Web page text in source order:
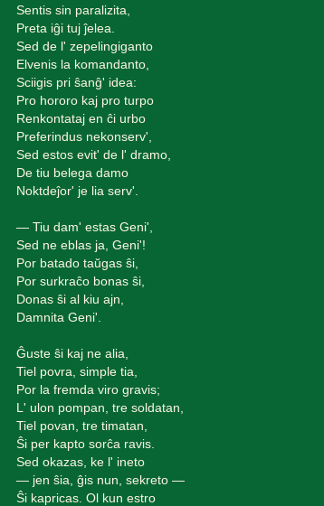
Sentis sin paralizita,
Preta iĝi tuj ĵelea.
Sed de l' zepelingiganto
Elvenis la komandanto,
Sciigis pri ŝanĝ' idea:
Pro hororo kaj pro turpo
Renkontataj en ĉi urbo
Preferindus nekonserv',
Sed estos evit' de l' dramo,
De tiu belega damo
Noktdeĵor' je lia serv'.
— Tiu dam' estas Geni',
Sed ne eblas ja, Geni'!
Por batado taŭgas ŝi,
Por surkraĉo bonas ŝi,
Donas ŝi al kiu ajn,
Damnita Geni'.
Ĝuste ŝi kaj ne alia,
Tiel povra, simple tia,
Por la fremda viro gravis;
L' ulon pompan, tre soldatan,
Tiel povan, tre timatan,
Ŝi per kapto sorĉa ravis.
Sed okazas, ke l' ineto
— jen ŝia, ĝis nun, sekreto —
Ŝi kapricas. Ol kun estro